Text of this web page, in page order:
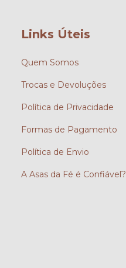
Links Úteis
Quem Somos
Trocas e Devoluções
Política de Privacidade
Formas de Pagamento
Política de Envio
A Asas da Fé é Confiável?